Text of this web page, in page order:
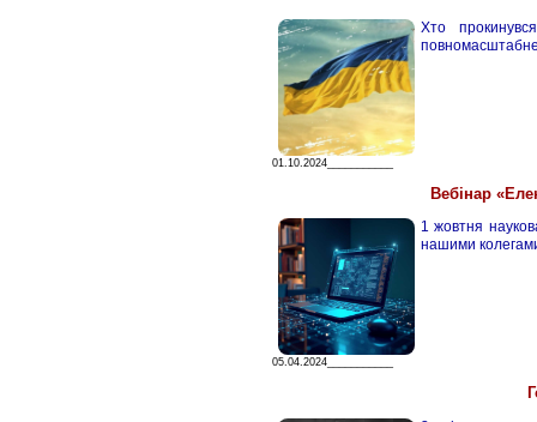
Хто
01.10.2024___________
Вебінар
1 жовтня
нашими
05.04.2024___________